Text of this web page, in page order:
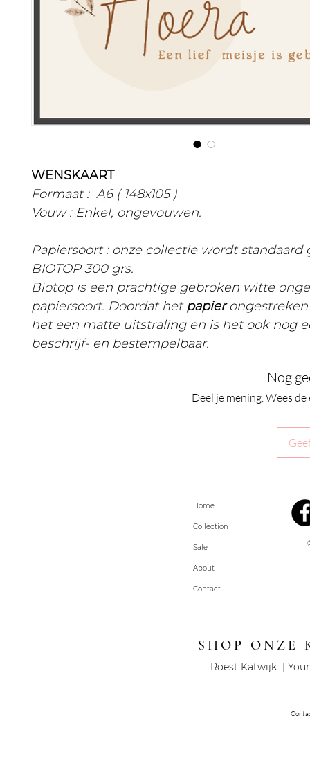
WENSKAART
Formaat : A6 ( 148x105 )
Vouw : Enkel, ongevouwen.
Papiersoort : onze collectie wordt standaard
BIOTOP 300 grs.
Biotop is een prachtige gebroken witte
papiersoort. Doordat het papierongestreken
het een matte uitstraling en is het ook nog
beschrijf- en bestempelbaar.
Nog
Deel je mening. Wees
Home
Collection
Sale
About
Contact
SHOP ONZE
Roest Katwijk |